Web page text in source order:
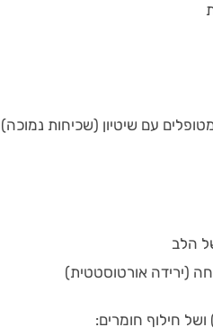
עם שיטיון (שכיחות נמוכה)
הלב
(ירידה אורטוסטטית)
חילוף חומרים: